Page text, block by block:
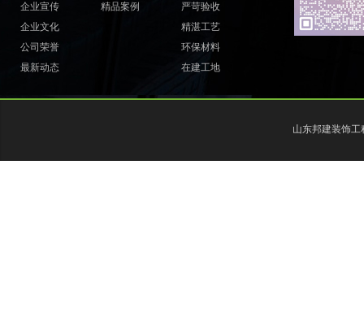
企业宣传
企业文化
公司荣誉
最新动态
精品案例
严苛验收
精湛工艺
环保材料
在建工地
山东邦建装饰